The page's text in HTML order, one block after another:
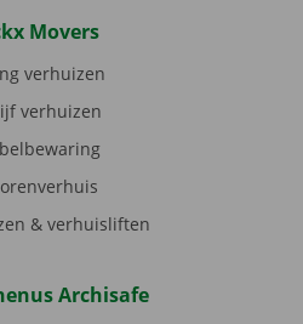
Movers
verhuizen
verhuizen
& verhuisliften
Archisafe